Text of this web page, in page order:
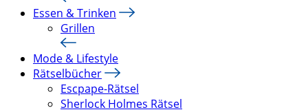
Essen & Trinken
Grillen
Mode & Lifestyle
Rätselbücher
Escpape-Rätsel
Sherlock Holmes Rätsel